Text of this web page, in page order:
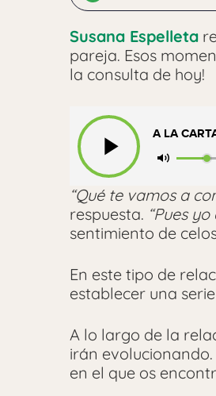
Susana Espelleta
pareja. Esos
la consulta de hoy!
A LA
Florencia
con mi chico y no
pone guapo
“Qué te vamos a
respuesta. “Pues
sentimiento de
En este tipo de
establecer una
A lo largo de la
irán
en el que os